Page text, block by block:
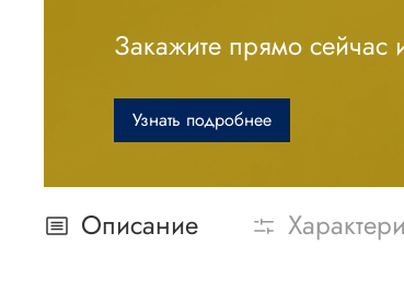
Закажите прямо сейчас
Узнать подробнее
Описание